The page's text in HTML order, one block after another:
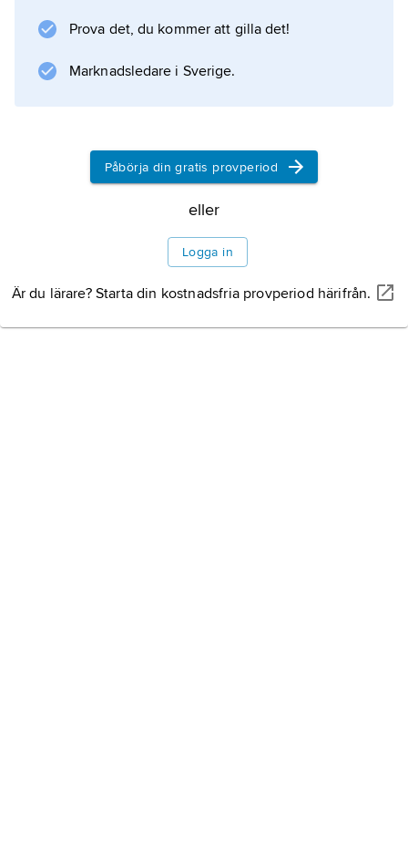
Prova det, du kommer att gilla det!
Marknadsledare i Sverige.
Påbörja din gratis provperiod
eller
Logga in
Är du lärare? Starta din kostnadsfria provperiod härifrån.